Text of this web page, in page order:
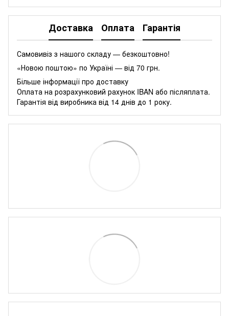
Доставка Оплата Гарантія
Самовивіз з нашого складу — безкоштовно!
«Новою поштою» по Україні — від 70 грн.
Більше інформації про доставку
Оплата на розрахунковий рахунок IBAN або післяплата.
Гарантія від виробника від 14 днів до 1 року.